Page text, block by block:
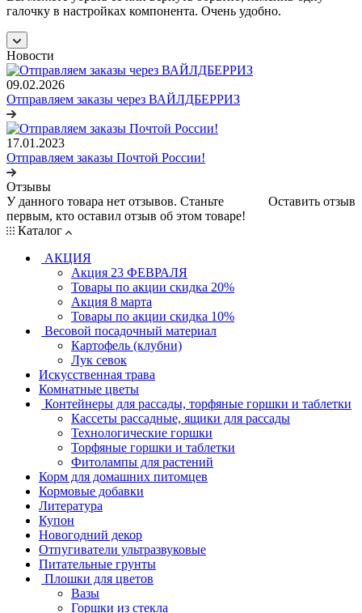
галочку в настройках компонента. Очень удобно.
Новости
09.02.2026
Отправляем заказы через ВАЙЛДБЕРРИЗ
17.01.2023
Отправляем заказы Почтой России!
Отзывы
Оставить отзыв
У данного товара нет отзывов. Станьте
первым, кто оставил отзыв об этом товаре!
Каталог
АКЦИЯ
Акция 23 ФЕВРАЛЯ
Товары по акции скидка 20%
Акция 8 марта
Товары по акции скидка 10%
Весовой посадочный материал
Картофель (клубни)
Лук севок
Искусственная трава
Комнатные цветы
Контейнеры для рассады, торфяные горшки и таблетки
Кассеты рассадные, ящики для рассады
Технологические горшки
Торфяные горшки и таблетки
Фитолампы для растений
Корм для домашних питомцев
Кормовые добавки
Литература
Купон
Новогодний декор
Отпугиватели ультразвуковые
Питательные грунты
Плошки для цветов
Вазы
Горшки из стекла